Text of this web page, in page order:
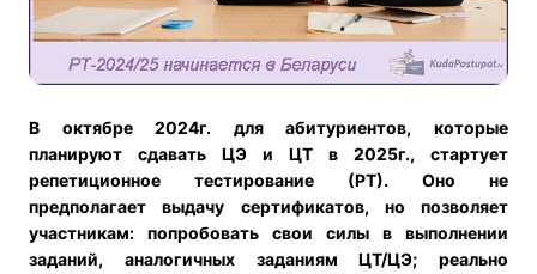
В октябре 2024г. для абитуриентов, которые
планируют сдавать ЦЭ и ЦТ в 2025г., стартует
репетиционное тестирование (РТ). Оно не
предполагает выдачу сертификатов, но позволяет
участникам: попробовать свои силы в выполнении
заданий, аналогичных заданиям ЦТ/ЦЭ; реально